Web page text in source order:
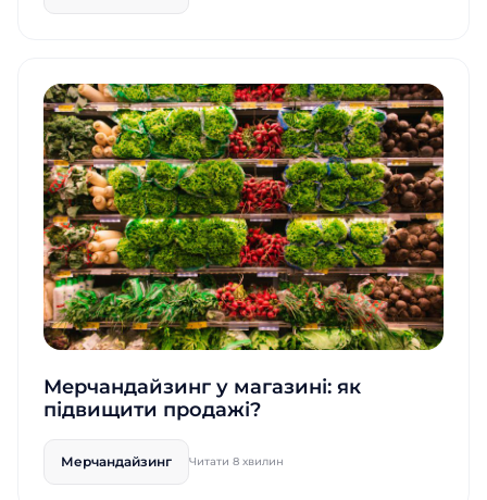
Мерчандайзинг у магазині: як
підвищити продажі?
Мерчандайзинг Читати 8 хвилин